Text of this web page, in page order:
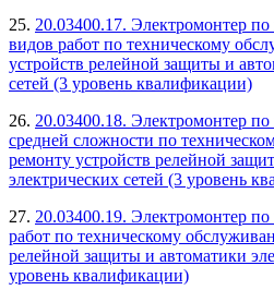
25. 20.03400.17. Электромонтер
видов работ по техническому
устройств релейной защиты и
сетей (3 уровень квалификации)
26. 20.03400.18. Электромонтер
средней сложности по
ремонту устройств релейной
электрических сетей (3 уровень
27. 20.03400.19. Электромонтер
работ по техническому
релейной защиты и автоматики
уровень квалификации)